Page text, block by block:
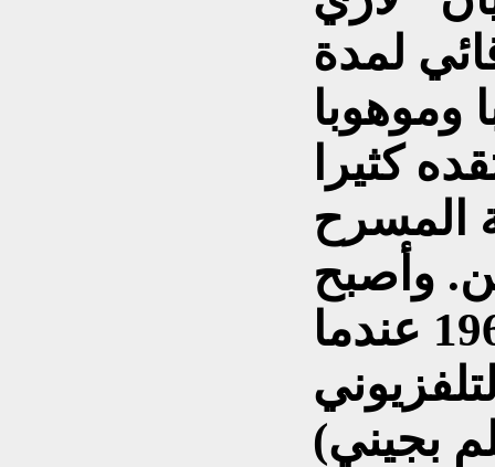
لمدة
وموهوبا
المسرح
وأصبح
هاجمان نجما عام 1965 عندما
(أحلم بجيني I Dream of Jeannie)